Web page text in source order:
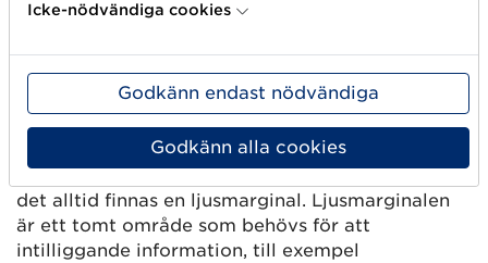
Om förpackningen eller den tryckbara ytan är
liten, kan det vara nödvändigt att minska höjden.
Ljusmarginal
Till vänster och höger om EAN-13 och EAN-8 ska
det alltid finnas en ljusmarginal. Ljusmarginalen
är ett tomt område som behövs för att
intilliggande information, till exempel
Icke-nödvändiga cookies
Godkänn endast nödvändiga
Godkänn alla cookies